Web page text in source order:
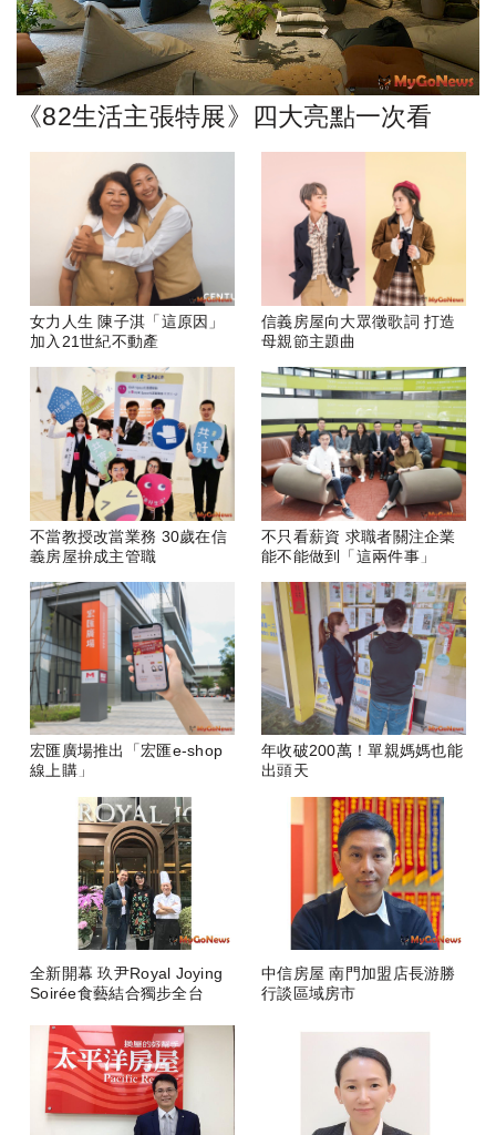
《82生活主張特展》四大亮點一次看
女力人生 陳子淇「這原因」
加入21世紀不動產
信義房屋向大眾徵歌詞 打造
母親節主題曲
不當教授改當業務 30歲在信
義房屋拚成主管職
不只看薪資 求職者關注企業
能不能做到「這兩件事」
宏匯廣場推出「宏匯e-shop
線上購」
年收破200萬！單親媽媽也能
出頭天
全新開幕 玖尹Royal Joying
Soirée食藝結合獨步全台
中信房屋 南門加盟店長游勝
行談區域房市